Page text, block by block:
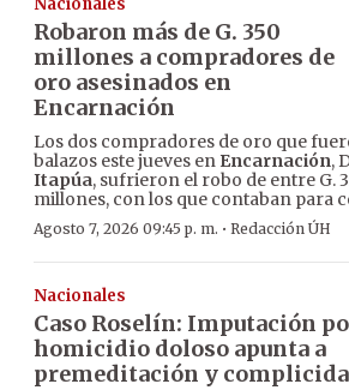
Nacionales
Robaron más de G. 350
millones a compradores de
oro asesinados en
Encarnación
Los dos compradores de oro que
balazos este jueves en Encarnación,
Itapúa, sufrieron el robo de entre G.
millones, con los que contaban para
Agosto 7, 2026 09:45 p. m. · Redacción ÚH
Nacionales
Caso Roselín: Imputación
homicidio doloso apunta a
premeditación y